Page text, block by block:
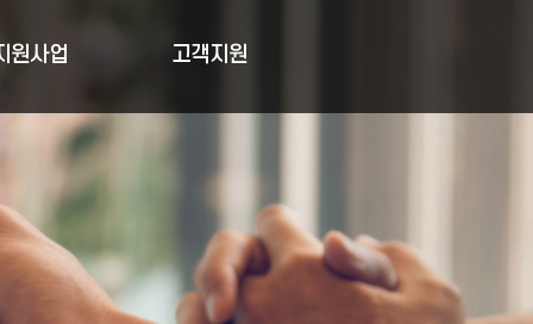
원사업 고객지원